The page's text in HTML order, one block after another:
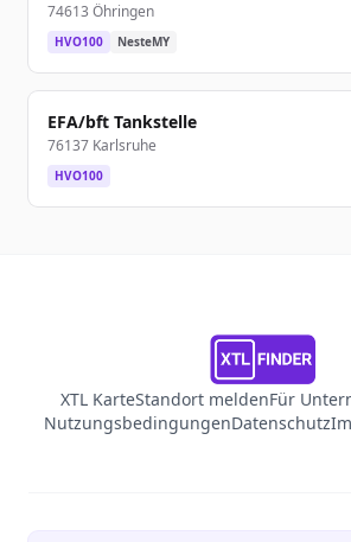
74613 Öhringen
HVO100 NesteMY
EFA/bft Tankstelle
76137 Karlsruhe
HVO100
XTL KarteStandort meldenFür
NutzungsbedingungenDatenschutz